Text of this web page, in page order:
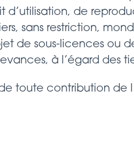
d’utilisation, de
sans restriction,
de sous-licences ou
à l’égard des
toute contribution de